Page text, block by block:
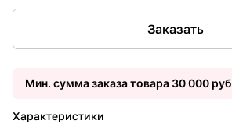
Заказать
Мин. сумма заказа товара 30 000 руб
Характеристики